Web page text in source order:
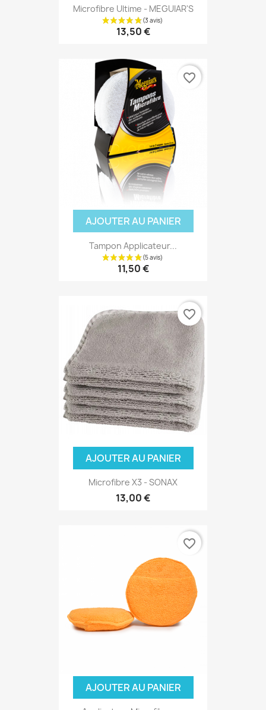
Microfibre Ultime - MEGUIAR'S
13,50 €
AJOUTER AU PANIER
Tampon Applicateur...
11,50 €
favorite_border
AJOUTER AU PANIER
Microfibre X3 - SONAX
13,00 €
favorite_border
AJOUTER AU PANIER
favorite_border